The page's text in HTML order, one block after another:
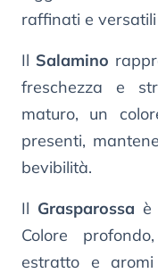
raffinati e
Il Salamino
freschezza e
maturo, un
presenti,
bevibilità.
Il Grasparossa è
Colore
estratto e